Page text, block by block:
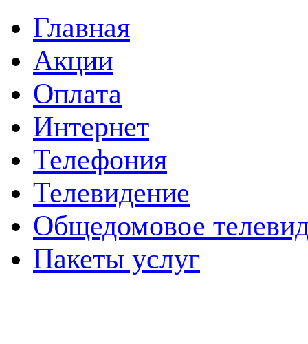
Главная
Акции
Оплата
Интернет
Телефония
Телевидение
Общедомовое
Пакеты услуг